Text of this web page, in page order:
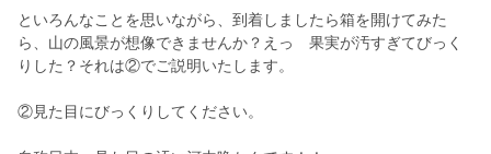
といろんなことを思いながら、到着しましたら箱を開けてみた
ら、山の風景が想像できませんか？えっ 果実が汚すぎてびっく
りした？それは②でご説明いたします。
②見た目にびっくりしてください。